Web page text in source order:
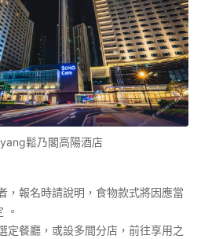
鬆乃閣高陽酒店
，報名時請說明，食物款式將因應當
。
定餐廳，或設多間分店，前往享用之